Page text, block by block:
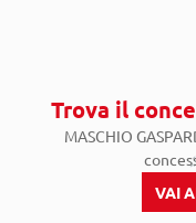
Trova il
MASCHIO
VAI